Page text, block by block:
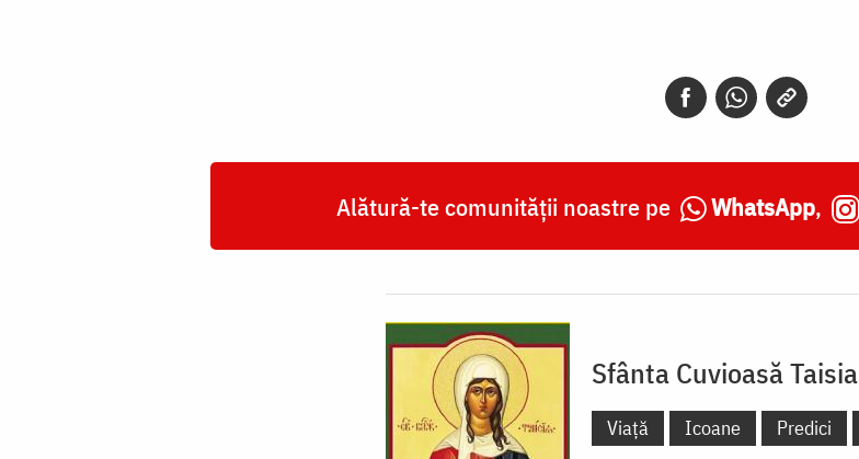
Alătură-te comunității noastre pe WhatsApp,
Sfânta Cuvioasă Taisia
Viață Icoane Predici